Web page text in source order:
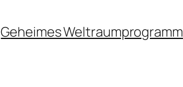
Geheimes Weltraumprogramm